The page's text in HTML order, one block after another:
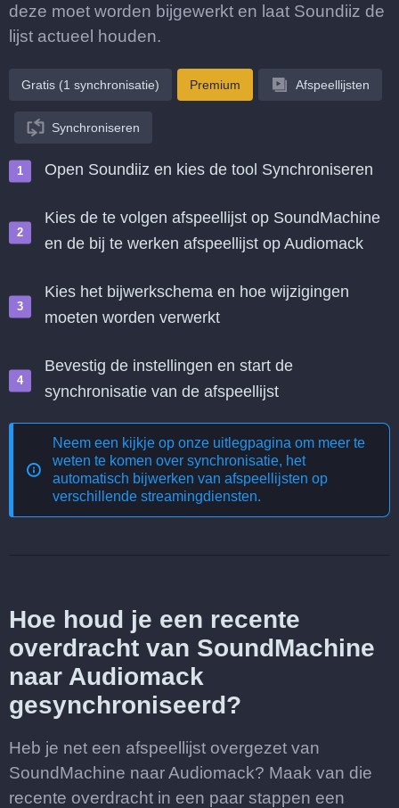
deze moet worden bijgewerkt en laat Soundiiz de
lijst actueel houden.
Gratis (1 synchronisatie) Premium Afspeellijsten
Synchroniseren
Open Soundiiz en kies de tool Synchroniseren
Kies de te volgen afspeellijst op SoundMachine
en de bij te werken afspeellijst op Audiomack
Kies het bijwerkschema en hoe wijzigingen
moeten worden verwerkt
Bevestig de instellingen en start de
synchronisatie van de afspeellijst
Neem een kijkje op onze uitlegpagina om meer te
weten te komen over synchronisatie, het
automatisch bijwerken van afspeellijsten op
verschillende streamingdiensten.
Hoe houd je een recente
overdracht van SoundMachine
naar Audiomack
gesynchroniseerd?
Heb je net een afspeellijst overgezet van
SoundMachine naar Audiomack? Maak van die
recente overdracht in een paar stappen een